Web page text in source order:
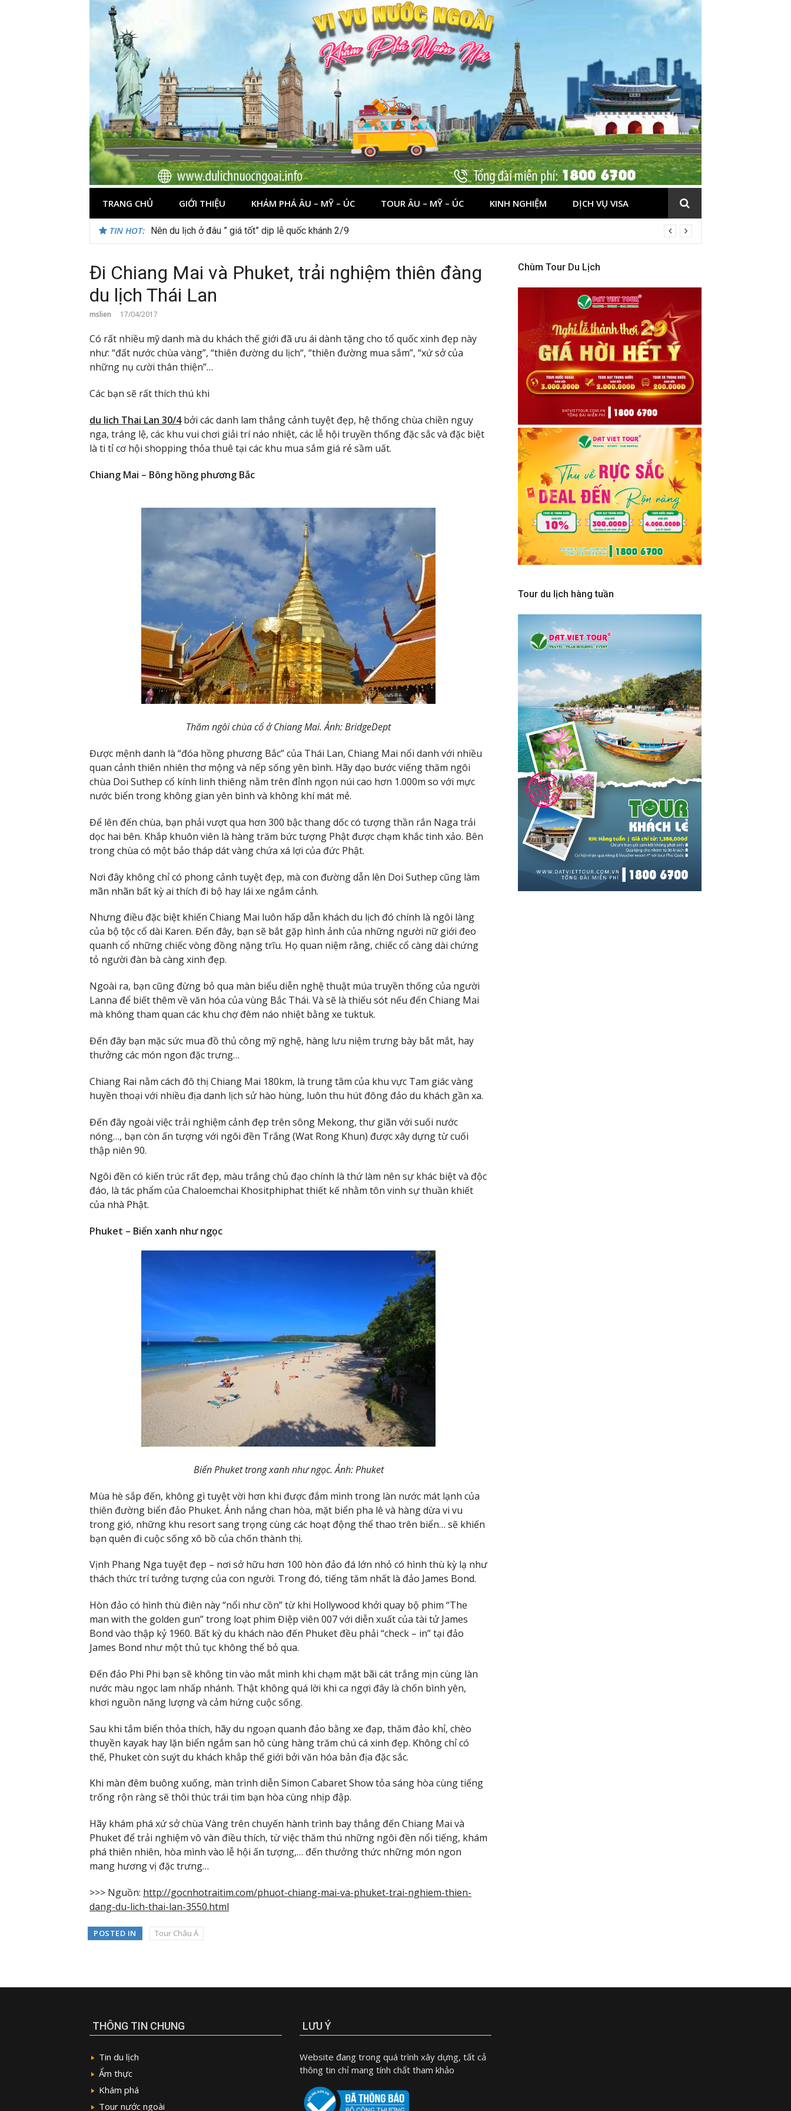
TRANG CHỦ GIỚI THIỆU KHÁM PHÁ ÂU – MỸ – ÚC TOUR ÂU – MỸ – ÚC KINH NGHIỆM DỊCH VỤ VISA
TIN HOT: Nên du lịch ở đâu ” giá tốt” dịp lễ quốc khánh 2/9
Đi Chiang Mai và Phuket, trải nghiệm thiên đàng
du lịch Thái Lan
mslien 17/04/2017
Có rất nhiều mỹ danh mà du khách thế giới đã ưu ái dành tặng cho tổ quốc xinh đẹp này
như: “đất nước chùa vàng”, “thiên đường du lịch“, “thiên đường mua sắm”, “xứ sở của
những nụ cười thân thiện”…
Các bạn sẽ rất thích thú khi
du lich Thai Lan 30/4bởi các danh lam thắng cảnh tuyệt đẹp, hệ thống chùa chiền nguy
nga, tráng lệ, các khu vui chơi giải trí náo nhiệt, các lễ hội truyền thống đặc sắc và đặc biệt
là ti tỉ cơ hội shopping thỏa thuê tại các khu mua sắm giá rẻ sầm uất.
Chiang Mai – Bông hồng phương Bắc
Thăm ngôi chùa cổ ở Chiang Mai. Ảnh: BridgeDept
Được mệnh danh là “đóa hồng phương Bắc” của Thái Lan, Chiang Mai nổi danh với nhiều
quan cảnh thiên nhiên thơ mộng và nếp sống yên bình. Hãy dạo bước viếng thăm ngôi
chùa Doi Suthep cổ kính linh thiêng nằm trên đỉnh ngọn núi cao hơn 1.000m so với mực
nước biển trong không gian yên bình và không khí mát mẻ.
Để lên đến chùa, bạn phải vượt qua hơn 300 bậc thang dốc có tượng thần rắn Naga trải
dọc hai bên. Khắp khuôn viên là hàng trăm bức tượng Phật được chạm khắc tinh xảo. Bên
trong chùa có một bảo tháp dát vàng chứa xá lợi của đức Phật.
Nơi đây không chỉ có phong cảnh tuyệt đẹp, mà con đường dẫn lên Doi Suthep cũng làm
mãn nhãn bất kỳ ai thích đi bộ hay lái xe ngắm cảnh.
Nhưng điều đặc biệt khiến Chiang Mai luôn hấp dẫn khách du lịch đó chính là ngôi làng
của bộ tộc cổ dài Karen. Đến đây, bạn sẽ bắt gặp hình ảnh của những người nữ giới đeo
quanh cổ những chiếc vòng đồng nặng trĩu. Họ quan niệm rằng, chiếc cổ càng dài chứng
tỏ người đàn bà càng xinh đẹp.
Ngoài ra, bạn cũng đừng bỏ qua màn biểu diễn nghệ thuật múa truyền thống của người
Lanna để biết thêm về văn hóa của vùng Bắc Thái. Và sẽ là thiếu sót nếu đến Chiang Mai
mà không tham quan các khu chợ đêm náo nhiệt bằng xe tuktuk.
Đến đây bạn mặc sức mua đồ thủ công mỹ nghệ, hàng lưu niệm trưng bày bắt mắt, hay
thưởng các món ngon đặc trưng…
Chiang Rai nằm cách đô thị Chiang Mai 180km, là trung tâm của khu vực Tam giác vàng
huyền thoại với nhiều địa danh lịch sử hào hùng, luôn thu hút đông đảo du khách gần xa.
Đến đây ngoài việc trải nghiệm cảnh đẹp trên sông Mekong, thư giãn với suối nước
nóng…, bạn còn ấn tượng với ngôi đền Trắng (Wat Rong Khun) được xây dựng từ cuối
thập niên 90.
Ngôi đền có kiến trúc rất đẹp, màu trắng chủ đạo chính là thứ làm nên sự khác biệt và độc
đáo, là tác phẩm của Chaloemchai Khositphiphat thiết kế nhằm tôn vinh sự thuần khiết
của nhà Phật.
Phuket – Biển xanh như ngọc
Biển Phuket trong xanh như ngọc. Ảnh: Phuket
Mùa hè sắp đến, không gì tuyệt vời hơn khi được đắm mình trong làn nước mát lạnh của
thiên đường biển đảo Phuket. Ánh nắng chan hòa, mặt biển pha lê và hàng dừa vi vu
trong gió, những khu resort sang trọng cùng các hoạt động thể thao trên biển… sẽ khiến
bạn quên đi cuộc sống xô bồ của chốn thành thị.
Vịnh Phang Nga tuyệt đẹp – nơi sở hữu hơn 100 hòn đảo đá lớn nhỏ có hình thù kỳ lạ như
thách thức trí tưởng tượng của con người. Trong đó, tiếng tăm nhất là đảo James Bond.
Hòn đảo có hình thù điên này “nổi như cồn” từ khi Hollywood khởi quay bộ phim “The
man with the golden gun” trong loạt phim Điệp viên 007 với diễn xuất của tài tử James
Bond vào thập kỷ 1960. Bất kỳ du khách nào đến Phuket đều phải “check – in” tại đảo
James Bond như một thủ tục không thể bỏ qua.
Đến đảo Phi Phi bạn sẽ không tin vào mắt mình khi chạm mặt bãi cát trắng mịn cùng làn
nước màu ngọc lam nhấp nhánh. Thật không quá lời khi ca ngợi đây là chốn bình yên,
khơi nguồn năng lượng và cảm hứng cuộc sống.
Sau khi tắm biển thỏa thích, hãy du ngoạn quanh đảo bằng xe đạp, thăm đảo khỉ, chèo
thuyền kayak hay lặn biển ngắm san hô cùng hàng trăm chú cá xinh đẹp. Không chỉ có
thế, Phuket còn suýt du khách khắp thế giới bởi văn hóa bản địa đặc sắc.
Khi màn đêm buông xuống, màn trình diễn Simon Cabaret Show tỏa sáng hòa cùng tiếng
trống rộn ràng sẽ thôi thúc trái tim bạn hòa cùng nhịp đập.
Hãy khám phá xứ sở chùa Vàng trên chuyến hành trình bay thẳng đến Chiang Mai và
Phuket để trải nghiệm vô vàn điều thích, từ việc thăm thú những ngôi đền nổi tiếng, khám
phá thiên nhiên, hòa mình vào lễ hội ấn tượng,… đến thưởng thức những món ngon
mang hương vị đặc trưng…
>>> Nguồn: http://gocnhotraitim.com/phuot-chiang-mai-va-phuket-trai-nghiem-thien-
dang-du-lich-thai-lan-3550.html
POSTED IN Tour Châu Á
Chùm Tour Du Lịch
Tour du lịch hàng tuần
THÔNG TIN CHUNG
Tin du lịch
Ẩm thực
Khám phá
Tour nước ngoài
LƯU Ý
Website đang trong quá trình xây dựng, tất cả
thông tin chỉ mang tính chất tham khảo